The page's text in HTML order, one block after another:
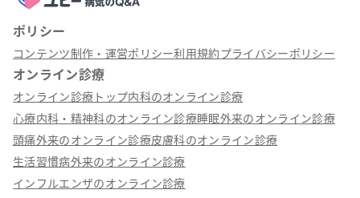
ポリシー
コンテンツ制作・運営ポリシー利用規約プライバシーポリシー
オンライン診療
オンライン診療トップ内科のオンライン診療
心療内科・精神科のオンライン診療睡眠外来のオンライン診療
頭痛外来のオンライン診療皮膚科のオンライン診療
生活習慣病外来のオンライン診療
インフルエンザのオンライン診療